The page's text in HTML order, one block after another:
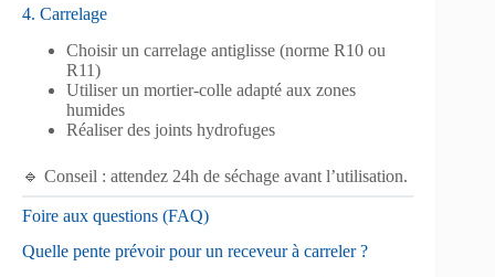
4. Carrelage
Choisir un carrelage antiglisse (norme R10 ou
R11)
Utiliser un mortier-colle adapté aux zones
humides
Réaliser des joints hydrofuges
🔹 Conseil : attendez 24h de séchage avant l’utilisation.
Foire aux questions (FAQ)
Quelle pente prévoir pour un receveur à carreler ?